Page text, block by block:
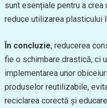
sunt esențiale pentru a
reduce utilizarea plasticului
În concluzie, reducerea
fie o schimbare drastică, ci
implementarea unor
produselor reutilizabile,
reciclarea corectă și